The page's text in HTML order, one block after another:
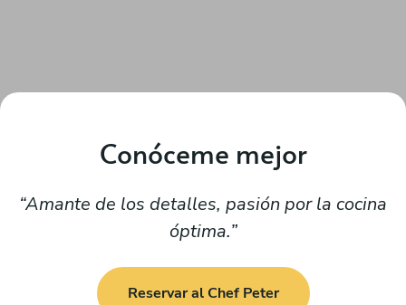
Conóceme mejor
Amante de los detalles, pasión por la cocina
óptima.
Reservar al Chef Peter